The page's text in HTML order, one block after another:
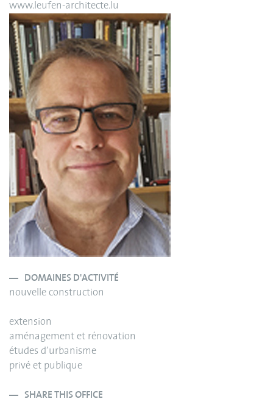
www.leufen-architecte.lu
DOMAINES D'ACTIVITÉ
nouvelle construction
extension
aménagement et rénovation
études d’urbanisme
privé et publique
SHARE THIS OFFICE